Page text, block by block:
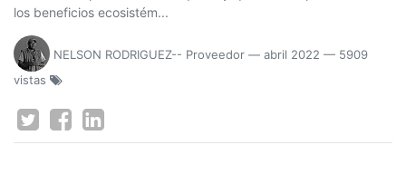
los beneficios ecosistém...
NELSON RODRIGUEZ-- Proveedor — abril 2022 — 5909
vistas